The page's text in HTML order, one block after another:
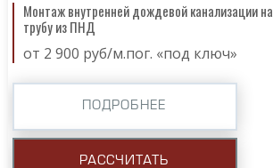
Монтаж внутренней дождевой канализации на
трубу из ПНД
от 2 900 руб/м.пог. «под ключ»
ПОДРОБНЕЕ
РАССЧИТАТЬ